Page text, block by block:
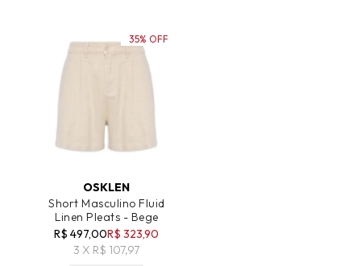
OSKLEN
Short Masculino Fluid
Linen Pleats - Bege
R$ 497,00R$ 323,90
3 X R$ 107,97
35% OFF